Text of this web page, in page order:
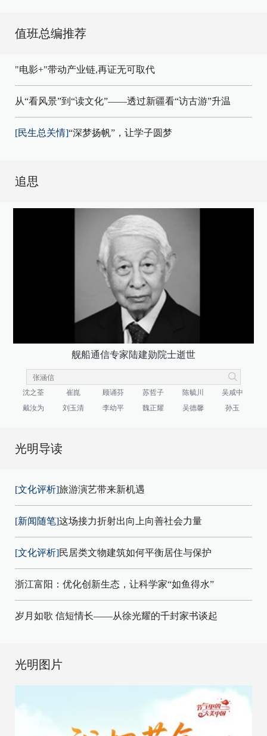
值班总编推荐
"电影+"带动产业链,再证无可取代
从“看风景”到“读文化”——透过新疆看“访古游”升温
[民生总关情]“深梦扬帆”，让学子圆梦
追思
舰船通信专家陆建勋院士逝世
沈之荃 崔崑 顾诵芬 苏哲子 陈毓川
吴咸中
戴汝为
刘玉清 李幼平 魏正耀 吴德馨 孙玉
光明导读
[文化评析]旅游演艺带来新机遇
[新闻随笔]这场接力折射出向上向善社会力量
[文化评析]民居类文物建筑如何平衡居住与保护
浙江富阳：优化创新生态，让科学家“如鱼得水”
岁月如歌 信短情长——从徐光耀的千封家书谈起
光明图片